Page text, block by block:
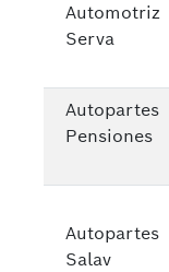
Automotriz
Serva
Autopartes
Pensiones
Autopartes
Salav